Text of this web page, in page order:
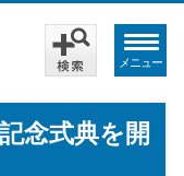
メニュー
念式典を開